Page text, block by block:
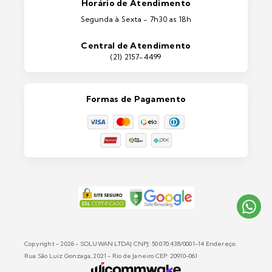
Portas e Janelas
Máquinas e Equipamentos
Lixeiras e Contentores
Horário de Atendimento
Segunda à Sexta - 7h30 as 18h
Central de Atendimento
(21) 2157-4499
Formas de Pagamento
Copyright - 2026 - SOLUWAN LTDA| CNPJ: 50.070.438/0001-14 Endereço:
Rua São Luiz Gonzaga, 2021 - Rio de Janeiro CEP: 20910-061